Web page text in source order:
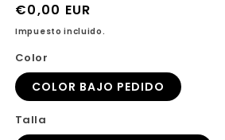
modal
Precio
habitual
€0,00 EUR
Impuesto incluido.
Color
COLOR BAJO PEDIDO
Talla